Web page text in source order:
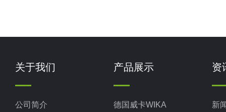
关于我们
公司简介
产品展示
德国威卡WIKA
资
新